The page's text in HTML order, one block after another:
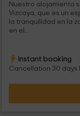
Nuestro alojamiento
Vizcaya, que es un
la tranquilidad en la
en el...
Instant booking
Cancellation 30 days